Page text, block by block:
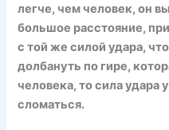
легче, чем человек, он
большое расстояние,
с той же силой удара,
долбануть по гире,
человека, то сила удара
сломаться.